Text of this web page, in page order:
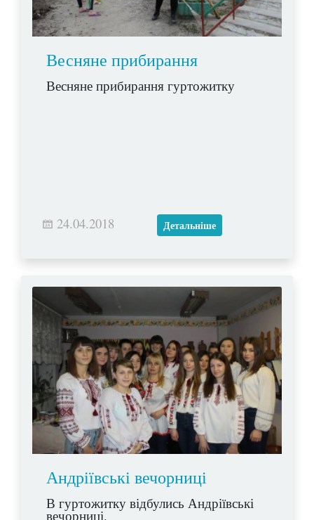
Весняне прибирання
Весняне прибирання гуртожитку
24.04.2018 Детальніше
Андріївські вечорниці
В гуртожитку відбулись Андріївські
вечорниці.